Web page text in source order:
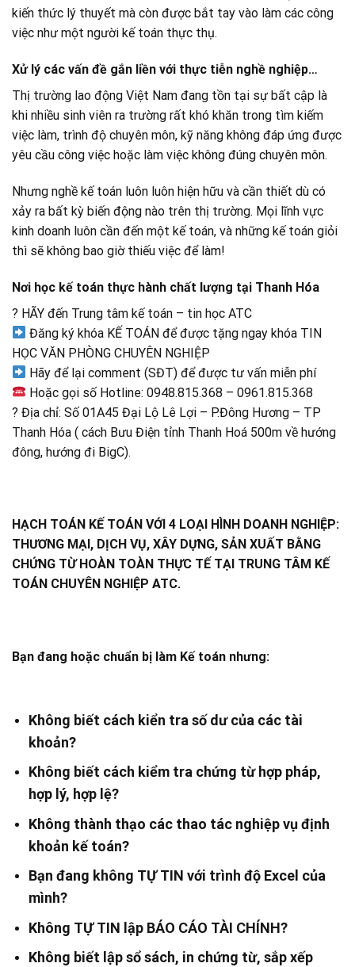
kiến thức lý thuyết mà còn được bắt tay vào làm các công
việc như một người kế toán thực thụ.
Xử lý các vấn đề gắn liền với thực tiễn nghề nghiệp…
Thị trường lao động Việt Nam đang tồn tại sự bất cập là
khi nhiều sinh viên ra trường rất khó khăn trong tìm kiếm
việc làm, trình độ chuyên môn, kỹ năng không đáp ứng được
yêu cầu công việc hoặc làm việc không đúng chuyên môn.
Nhưng nghề kế toán luôn luôn hiện hữu và cần thiết dù có
xảy ra bất kỳ biến động nào trên thị trường. Mọi lĩnh vực
kinh doanh luôn cần đến một kế toán, và những kế toán giỏi
thì sẽ không bao giờ thiếu việc để làm!
Nơi học kế toán thực hành chất lượng tại Thanh Hóa
? HÃY đến Trung tâm kế toán – tin học ATC
Đăng ký khóa KẾ TOÁN để được tặng ngay khóa TIN
HỌC VĂN PHÒNG CHUYÊN NGHIỆP
Hãy để lại comment (SĐT) để được tư vấn miễn phí
Hoặc gọi số Hotline: 0948.815.368 – 0961.815.368
? Địa chỉ: Số 01A45 Đại Lộ Lê Lợi – P.Đông Hương – TP
Thanh Hóa ( cách Bưu Điện tỉnh Thanh Hoá 500m về hướng
đông, hướng đi BigC).
HẠCH TOÁN KẾ TOÁN VỚI 4 LOẠI HÌNH DOANH NGHIỆP:
THƯƠNG MẠI, DỊCH VỤ, XÂY DỰNG, SẢN XUẤT BẰNG
CHỨNG TỪ HOÀN TOÀN THỰC TẾ TẠI TRUNG TÂM KẾ
TOÁN CHUYÊN NGHIỆP ATC.
Bạn đang hoặc chuẩn bị làm Kế toán nhưng:
Không biết cách kiển tra số dư của các tài
khoản?
Không biết cách kiểm tra chứng từ hợp pháp,
hợp lý, hợp lệ?
Không thành thạo các thao tác nghiệp vụ định
khoản kế toán?
Bạn đang không TỰ TIN với trình độ Excel của
mình?
Không TỰ TIN lập BÁO CÁO TÀI CHÍNH?
Không biết lập sổ sách, in chứng từ, sắp xếp